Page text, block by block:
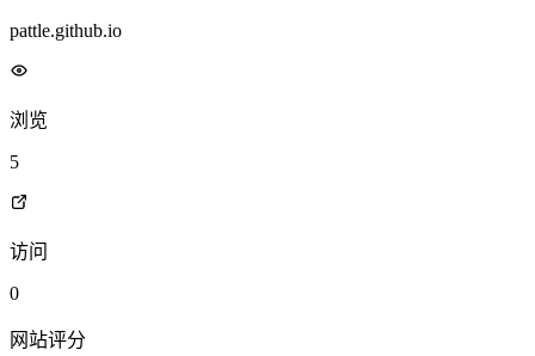
pattle.github.io
浏览
5
访问
0
网站评分